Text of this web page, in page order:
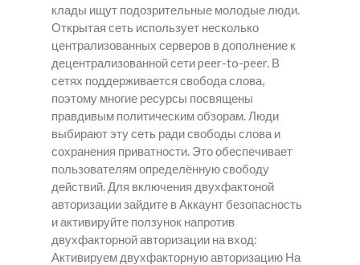
клады ищут подозрительные молодые люди.
Открытая сеть использует несколько
централизованных серверов в дополнение к
децентрализованной сети peer-to-peer. В
сетях поддерживается свобода слова,
поэтому многие ресурсы посвящены
правдивым политическим обзорам. Люди
выбирают эту сеть ради свободы слова и
сохранения приватности. Это обеспечивает
пользователям определённую свободу
действий. Для включения двухфактоной
авторизации зайдите в Аккаунт безопасность
и активируйте ползунок напротив
двухфакторной авторизации на вход:
Активируем двухфакторную авторизацию На